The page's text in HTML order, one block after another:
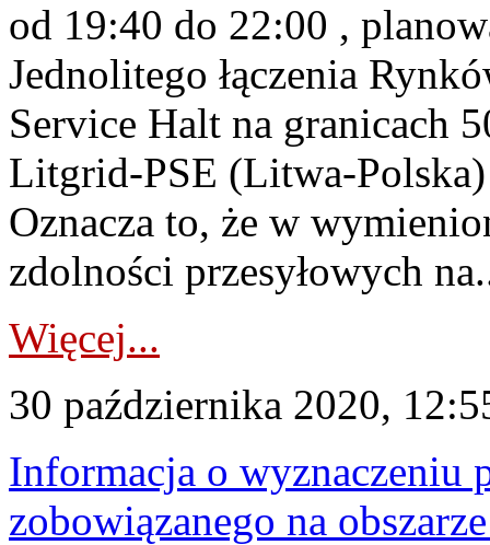
od 19:40 do 22:00 ,
Jednolitego łączenia
Service Halt na granicach
Litgrid-PSE (Litwa-
Oznacza to, że w
zdolności przesyłowych
Więcej...
30 października 2020,
Informacja o wyznaczeniu
zobowiązanego na